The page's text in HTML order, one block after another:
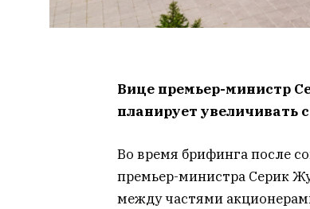
Вице премьер-министр
планирует увеличивать
Во время брифинга после
премьер-министра Серик
между частями